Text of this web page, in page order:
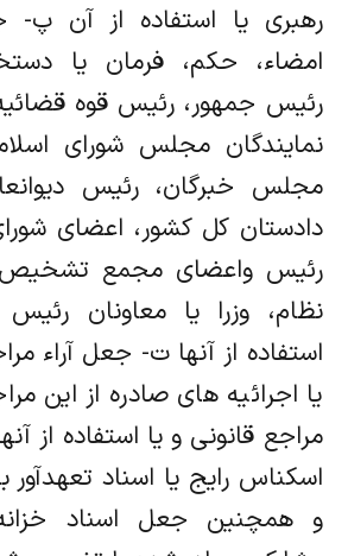
رهبری یا استفاده از آن پ-
امضاء، حکم، فرمان یا
رئیس جمهور، رئیس قوه
نمایندگان مجلس شورای
مجلس خبرگان، رئیس
دادستان کل کشور، اعضای
رئیس واعضای مجمع
نظام، وزرا یا معاونان
استفاده از آنها ت- جعل آراء
یا اجرائیه های صادره از این
مراجع قانونی و یا استفاده از
اسکناس رایج یا اسناد تعهدآور
و همچنین جعل اسناد